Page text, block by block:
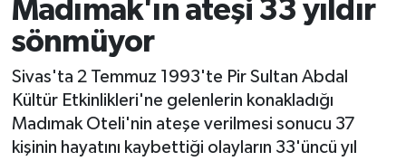
Madımak'ın ateşi 33 yıldır
sönmüyor
Sivas'ta 2 Temmuz 1993'te Pir Sultan Abdal
Kültür Etkinlikleri'ne gelenlerin konakladığı
Madımak Oteli'nin ateşe verilmesi sonucu 37
kişinin hayatını kaybettiği olayların 33'üncü yıl
Haber Arşivi